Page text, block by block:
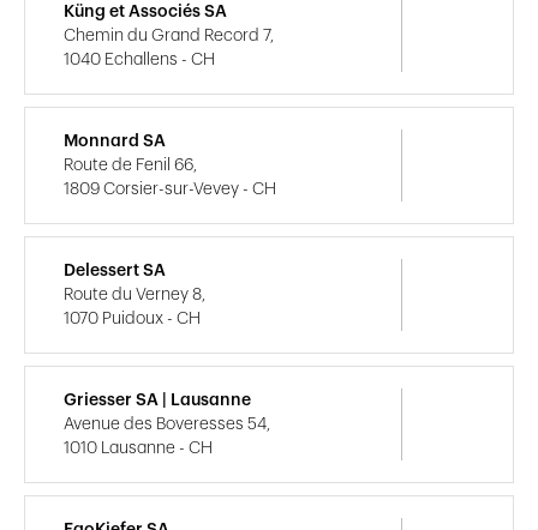
Küng et Associés SA
Chemin du Grand Record 7,
1040 Echallens - CH
Monnard SA
Route de Fenil 66,
1809 Corsier-sur-Vevey - CH
Delessert SA
Route du Verney 8,
1070 Puidoux - CH
Griesser SA | Lausanne
Avenue des Boveresses 54,
1010 Lausanne - CH